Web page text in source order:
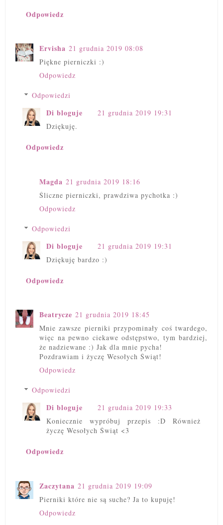
Odpowiedz
Ervisha 21 grudnia 2019 08:08
Piękne pierniczki :)
Odpowiedz
Odpowiedzi
Di bloguje
21 grudnia 2019 19:31
Dziękuję.
Odpowiedz
Magda 21 grudnia 2019 18:16
Śliczne pierniczki, prawdziwa pychotka :)
Odpowiedz
Odpowiedzi
Di bloguje
21 grudnia 2019 19:31
Dziękuję bardzo :)
Odpowiedz
Beatrycze 21 grudnia 2019 18:45
Mnie zawsze pierniki przypominały coś twardego,
więc na pewno ciekawe odstępstwo, tym bardziej,
że nadziewane :) Jak dla mnie pycha!
Pozdrawiam i życzę Wesołych Świąt!
Odpowiedz
Odpowiedzi
Di bloguje
21 grudnia 2019 19:33
Koniecznie wypróbuj przepis :D Również
życzę Wesołych Świąt <3
Odpowiedz
Zaczytana 21 grudnia 2019 19:09
Pierniki które nie są suche? Ja to kupuję!
Odpowiedz